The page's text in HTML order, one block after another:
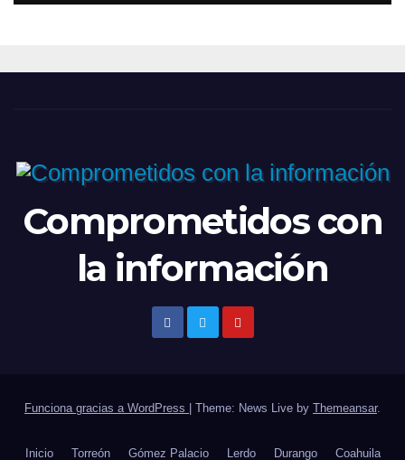
Comprometidos con
la información
Funciona gracias a WordPress | Theme: News Live by Themeansar.
Inicio Torreón Gómez Palacio Lerdo Durango Coahuila